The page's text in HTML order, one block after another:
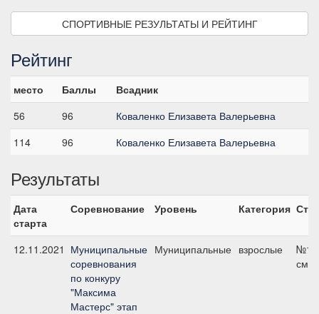
СПОРТИВНЫЕ РЕЗУЛЬТАТЫ И РЕЙТИНГ
Рейтинг
место Баллы
Всадник
56
96
Коваленко Елизавета Валерьевна
114
96 Коваленко Елизавета Валерьевна
Результаты
Дата
старта
Соревнование Уровень Категория
12.11.2021 Муниципальные
соревнования
по конкуру
"Максима
Мастерс" этап
Муниципальные взрослые
см